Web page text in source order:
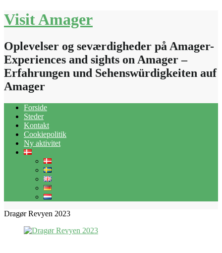
Skip
to
Visit Amager
Oplevelser og seværdigheder på Amager-
Experiences and sights on Amager –
Erfahrungen und Sehenswürdigkeiten auf
Amager
Forside
Steder
Kontakt
Cookiepolitik
Ny aktivitet
Dragør Revyen 2023